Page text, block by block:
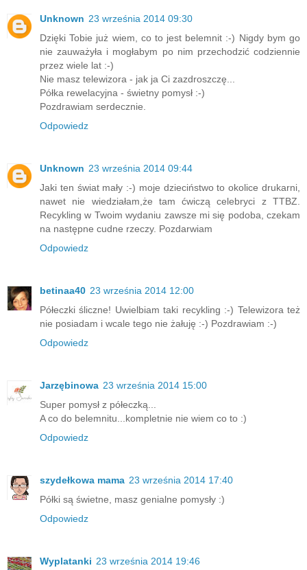
Unknown 23 września 2014 09:30
Dzięki Tobie już wiem, co to jest belemnit :-) Nigdy bym go
nie zauważyła i mogłabym po nim przechodzić codziennie
przez wiele lat :-)
Nie masz telewizora - jak ja Ci zazdroszczę...
Półka rewelacyjna - świetny pomysł :-)
Pozdrawiam serdecznie.
Odpowiedz
Unknown 23 września 2014 09:44
Jaki ten świat mały :-) moje dzieciństwo to okolice drukarni,
nawet nie wiedziałam,że tam ćwiczą celebryci z TTBZ.
Recykling w Twoim wydaniu zawsze mi się podoba, czekam
na następne cudne rzeczy. Pozdarwiam
Odpowiedz
betinaa40 23 września 2014 12:00
Półeczki śliczne! Uwielbiam taki recykling :-) Telewizora też
nie posiadam i wcale tego nie żałuję :-) Pozdrawiam :-)
Odpowiedz
Jarzębinowa 23 września 2014 15:00
Super pomysł z półeczką...
A co do belemnitu...kompletnie nie wiem co to :)
Odpowiedz
szydełkowa mama 23 września 2014 17:40
Półki są świetne, masz genialne pomysły :)
Odpowiedz
Wyplatanki 23 września 2014 19:46